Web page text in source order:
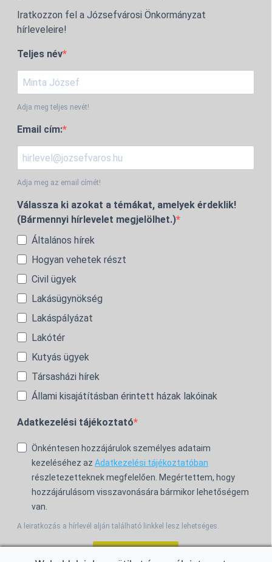
Iratkozzon fel a Józsefvárosi Önkormányzat
hírleveleire!
Teljes név
Adja meg teljes nevét!
Email cím:
Adja meg az email címét!
Válassza ki azokat a témákat, amelyek érdeklik!
(Bármennyi hírlevelet megjelölhet.)
Általános hírek
Hogyan vehetek részt
Civil ügyek
Lakásügynökség
Lakáspályázat
Lakótér
Kutyás ügyek
Társasházi hírek
Állami kisajátításban érintett házak lakóinak
Adatkezelési tájékoztató
Önkéntesen hozzájárulok személyes adataim
kezeléséhez az Adatkezelési tájékoztatóban
részletezetteknek megfelelően. Megértettem, hogy
hozzájárulásom visszavonására bármikor lehetőségem
van.
A leiratkozás a hírlevél alján található linkkel lesz lehetséges.